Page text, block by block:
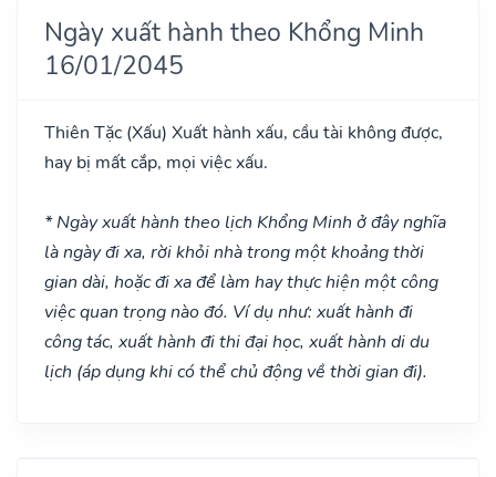
Ngày xuất hành theo Khổng Minh
16/01/2045
Thiên Tặc (Xấu) Xuất hành xấu, cầu tài không được,
hay bị mất cắp, mọi việc xấu.
* Ngày xuất hành theo lịch Khổng Minh ở đây nghĩa
là ngày đi xa, rời khỏi nhà trong một khoảng thời
gian dài, hoặc đi xa để làm hay thực hiện một công
việc quan trọng nào đó. Ví dụ như: xuất hành đi
công tác, xuất hành đi thi đại học, xuất hành di du
lịch (áp dụng khi có thể chủ động về thời gian đi).